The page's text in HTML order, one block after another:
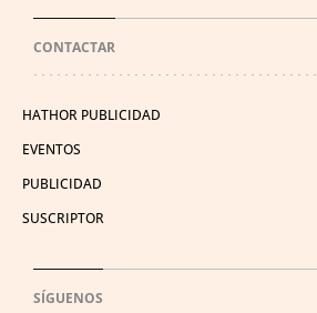
CONTACTAR
HATHOR PUBLICIDAD
EVENTOS
PUBLICIDAD
SUSCRIPTOR
SÍGUENOS